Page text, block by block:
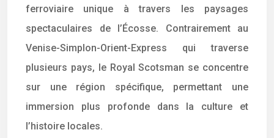
ferroviaire unique à travers les paysages
spectaculaires de l’Écosse. Contrairement au
Venise-Simplon-Orient-Express qui traverse
plusieurs pays, le Royal Scotsman se concentre
sur une région spécifique, permettant une
immersion plus profonde dans la culture et
l’histoire locales.